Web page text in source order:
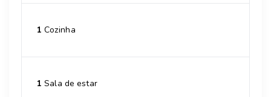
1 Cozinha
1 Sala de estar